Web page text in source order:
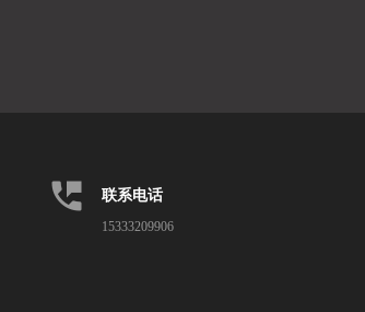
perm_phone_msg 联系电话
15333209906